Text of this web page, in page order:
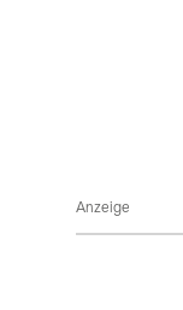
Anzeige